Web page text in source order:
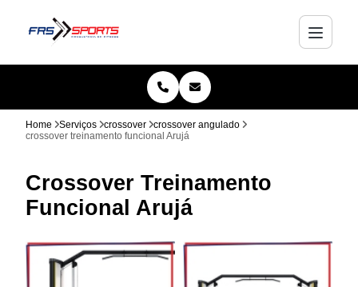
Home Serviços crossover
crossover angulado
crossover treinamento funcional Arujá
Crossover Treinamento
Funcional Arujá